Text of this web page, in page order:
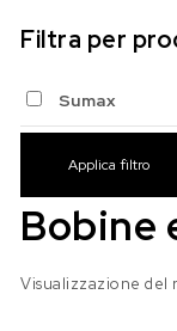
Filtra per
Sumax
Applica filtro
Bobine
Visualizzazione del